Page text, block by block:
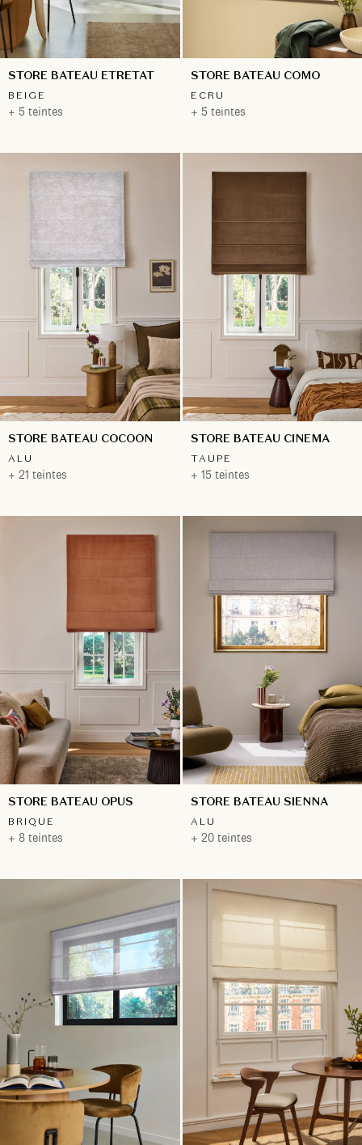
STORE BATEAU ETRETAT
BEIGE
+ 5 teintes
STORE BATEAU COMO
ECRU
+ 5 teintes
STORE BATEAU COCOON
ALU
+ 21 teintes
STORE BATEAU CINEMA
TAUPE
+ 15 teintes
STORE BATEAU OPUS
BRIQUE
+ 8 teintes
STORE BATEAU SIENNA
ALU
+ 20 teintes